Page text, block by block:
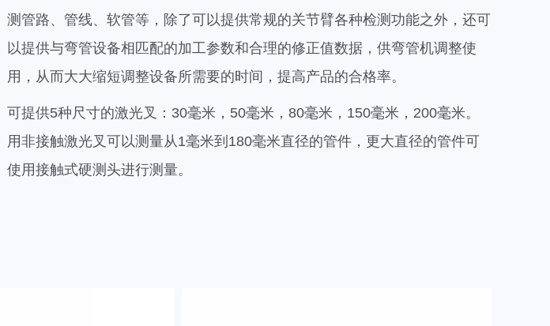
测管路、管线、软管等，除了可以提供常规的关节臂各种检测功能之外，还可
以提供与弯管设备相匹配的加工参数和合理的修正值数据，供弯管机调整使
用，从而大大缩短调整设备所需要的时间，提高产品的合格率。
可提供5种尺寸的激光叉：30毫米，50毫米，80毫米，150毫米，200毫米。
用非接触激光叉可以测量从1毫米到180毫米直径的管件，更大直径的管件可
使用接触式硬测头进行测量。